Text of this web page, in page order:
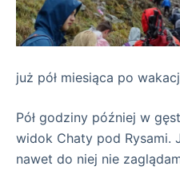
już pół miesiąca po
Pół godziny później w
widok Chaty pod Rysami.
nawet do niej nie